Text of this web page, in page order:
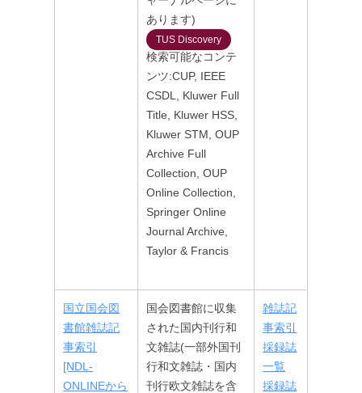
あります)
TUS Discovery
検索可能なコンテ
ンツ:CUP, IEEE
CSDL, Kluwer Full
Title, Kluwer HSS,
Kluwer STM, OUP
Archive Full
Collection, OUP
Online Collection,
Springer Online
Journal Archive,
Taylor & Francis
国立国会図
書館雑誌記
事索引
[NDL-
ONLINEから
国会図書館に収集
された国内刊行和
文雑誌(一部外国刊
行和文雑誌・国内
刊行欧文雑誌を含
雑誌記
事索引
採録誌
一覧
採録誌